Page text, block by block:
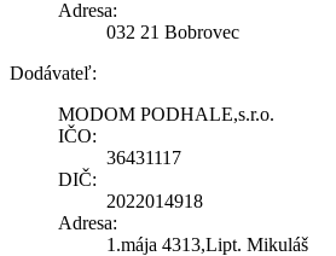
Adresa:
032 21 Bobrovec
Dodávateľ:
MODOM PODHALE,s.r.o.
IČO:
36431117
DIČ:
2022014918
Adresa:
1.mája 4313,Lipt. Mikuláš